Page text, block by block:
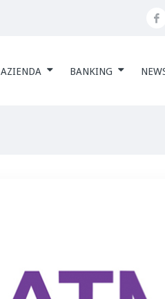
AZIENDA BANKING